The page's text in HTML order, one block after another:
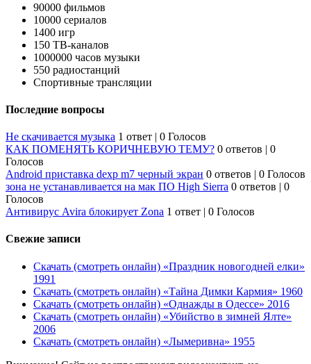
90000 фильмов
10000 сериалов
1400 игр
150 ТВ-каналов
1000000 часов музыки
550 радиостанций
Спортивные трансляции
Последние вопросы
Не скачивается музыка 1 ответ | 0 Голосов
КАК ПОМЕНЯТЬ КОРИЧНЕВУЮ ТЕМУ? 0 ответов | 0
Голосов
Android приставка dexp m7 черный экран 0 ответов | 0 Голосов
зона не устанавливается на мак ПО High Sierra 0 ответов | 0
Голосов
Антивирус Avira блокирует Zona 1 ответ | 0 Голосов
Свежие записи
Скачать (смотреть онлайн) «Праздник новогодней елки»
1991
Скачать (смотреть онлайн) «Тайна Димки Кармия» 1960
Скачать (смотреть онлайн) «Однажды в Одессе» 2016
Скачать (смотреть онлайн) «Убийство в зимней Ялте»
2006
Скачать (смотреть онлайн) «Лымеривна» 1955